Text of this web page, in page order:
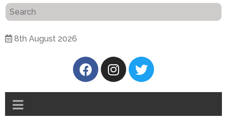
8th August 2026
แนะนำ
ศิริ